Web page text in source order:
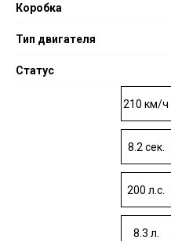
Коробка
Тип двигателя
Статус
210 км/ч
8.2 сек.
200 л.с.
8.3 л.